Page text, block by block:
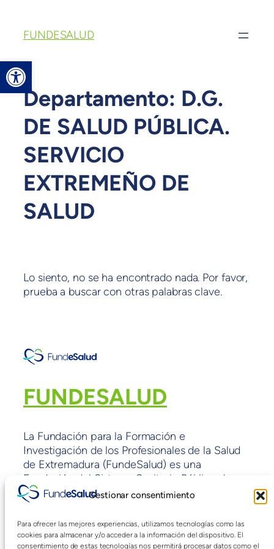
Abrir barra de herramientas
Gestionar consentimiento
Para ofrecer las mejores experiencias, utilizamos tecnologías como las
cookies para almacenar y/o acceder a la información del dispositivo. El
consentimiento de estas tecnologías nos permitirá procesar datos como el
FUNDESALUD
Departamento: D.G.
DE SALUD PÚBLICA.
SERVICIO
EXTREMEÑO DE
SALUD
Lo siento, no se ha encontrado nada. Por favor,
prueba a buscar con otras palabras clave.
FUNDESALUD
La Fundación para la Formación e
Investigación de los Profesionales de la Salud
de Extremadura (FundeSalud) es una
Fundación del Sistema Sanitario Público de
Extremadura sin ánimo de lucro y con fines de
interés general adscrita a la Consejería de
Sanidad y políticas Sociales de la Junta de
Extremadura.